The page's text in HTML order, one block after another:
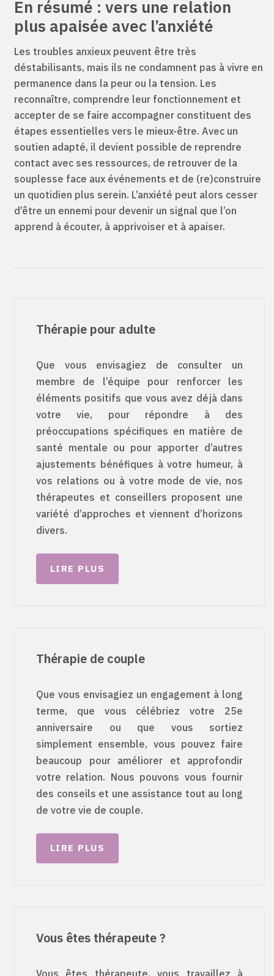
En résumé : vers une relation
plus apaisée avec l’anxiété
Les troubles anxieux peuvent être très
déstabilisants, mais ils ne condamnent pas à vivre en
permanence dans la peur ou la tension. Les
reconnaître, comprendre leur fonctionnement et
accepter de se faire accompagner constituent des
étapes essentielles vers le mieux-être. Avec un
soutien adapté, il devient possible de reprendre
contact avec ses ressources, de retrouver de la
souplesse face aux événements et de (re)construire
un quotidien plus serein. L’anxiété peut alors cesser
d’être un ennemi pour devenir un signal que l’on
apprend à écouter, à apprivoiser et à apaiser.
Thérapie pour adulte
Que vous envisagiez de consulter un
membre de l’équipe pour renforcer les
éléments positifs que vous avez déjà dans
votre vie, pour répondre à des
préoccupations spécifiques en matière de
santé mentale ou pour apporter d’autres
ajustements bénéfiques à votre humeur, à
vos relations ou à votre mode de vie, nos
thérapeutes et conseillers proposent une
variété d’approches et viennent d’horizons
divers.
LIRE PLUS
Thérapie de couple
Que vous envisagiez un engagement à long
terme, que vous célébriez votre 25e
anniversaire ou que vous sortiez
simplement ensemble, vous pouvez faire
beaucoup pour améliorer et approfondir
votre relation. Nous pouvons vous fournir
des conseils et une assistance tout au long
de votre vie de couple.
LIRE PLUS
Vous êtes thérapeute ?
Vous êtes thérapeute, vous travaillez à